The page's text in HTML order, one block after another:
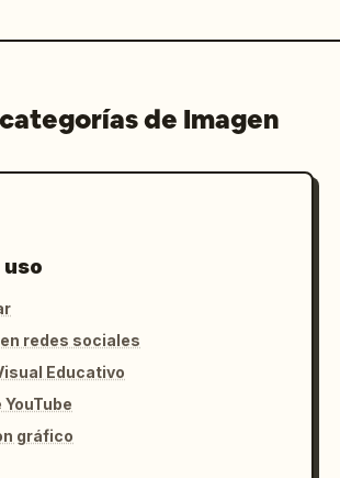
de Imagen
uso
redes sociales
Educativo
gráfico